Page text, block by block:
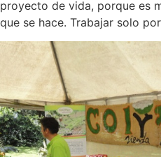
proyecto de vida, porque es
que se hace. Trabajar solo